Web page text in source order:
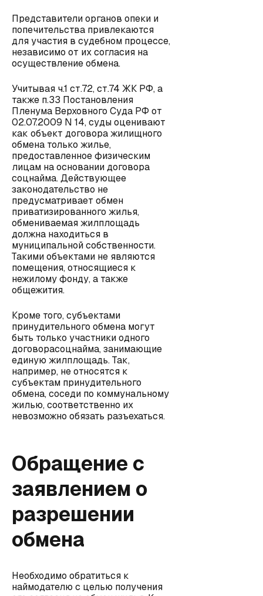
Представители органов опеки и
попечительства привлекаются
для участия в судебном процессе,
независимо от их согласия на
осуществление обмена.
Учитывая ч.1 ст.72, ст.74 ЖК РФ, а
также п.33 Постановления
Пленума Верховного Суда РФ от
02.07.2009 N 14, суды оценивают
как объект договора жилищного
обмена только жилье,
предоставленное физическим
лицам на основании договора
соцнайма. Действующее
законодательство не
предусматривает обмен
приватизированного жилья,
обмениваемая жилплощадь
должна находиться в
муниципальной собственности.
Такими объектами не являются
помещения, относящиеся к
нежилому фонду, а также
общежития.
Кроме того, субъектами
принудительного обмена могут
быть только участники одного
договорасоцнайма, занимающие
единую жилплощадь. Так,
например, не относятся к
субъектам принудительного
обмена, соседи по коммунальному
жилью, соответственно их
невозможно обязать разъехаться.
Обращение с
заявлением о
разрешении
обмена
Необходимо обратиться к
наймодателю с целью получения